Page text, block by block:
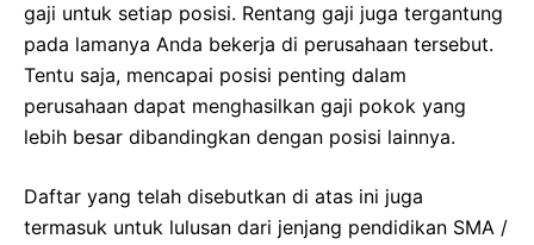
gaji untuk setiap posisi. Rentang gaji juga tergantung
pada lamanya Anda bekerja di perusahaan tersebut.
Tentu saja, mencapai posisi penting dalam
perusahaan dapat menghasilkan gaji pokok yang
lebih besar dibandingkan dengan posisi lainnya.
Daftar yang telah disebutkan di atas ini juga
termasuk untuk lulusan dari jenjang pendidikan SMA /